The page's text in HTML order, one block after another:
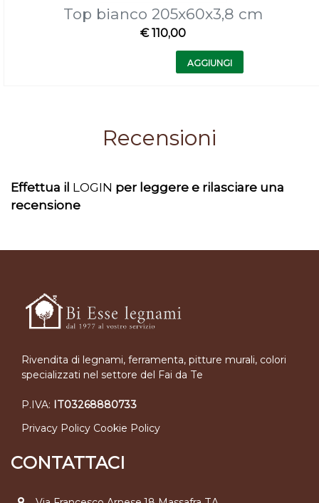
Top bianco 205x60x3,8 cm
€ 110,00
Quantità
AGGIUNGI
Recensioni
Effettua il LOGIN per leggere e rilasciare una
recensione
Rivendita di legnami, ferramenta, pitture murali, colori
specializzati nel settore del Fai da Te
P.IVA: IT03268880733
Privacy Policy Cookie Policy
CONTATTACI